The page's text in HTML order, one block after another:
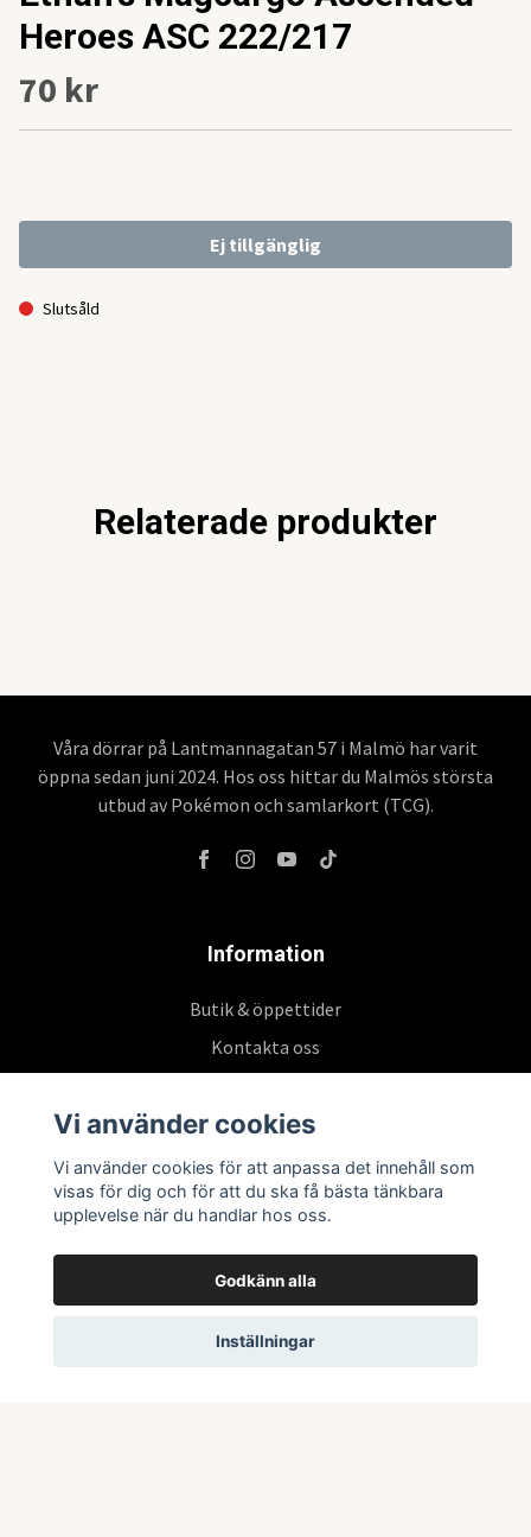
Heroes ASC 222/217
70 kr
Ej tillgänglig
Slutsåld
Relaterade produkter
Våra dörrar på Lantmannagatan 57 i Malmö har varit
öppna sedan juni 2024. Hos oss hittar du Malmös största
utbud av Pokémon och samlarkort (TCG).
Information
Butik & öppettider
Kontakta oss
Prenumerera på vårt nyhetsbrev
Vi använder cookies
Vi använder cookies för att anpassa det innehåll som
visas för dig och för att du ska få bästa tänkbara
upplevelse när du handlar hos oss.
Godkänn alla
Inställningar